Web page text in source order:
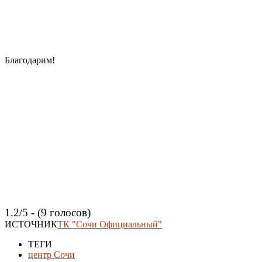
Благодарим!
1.2/5 - (9 голосов)
ИСТОЧНИКТК "Сочи Официальный"
ТЕГИ
центр Сочи